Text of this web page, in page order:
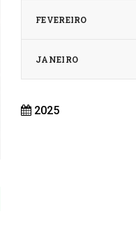
FEVEREIRO
JANEIRO
2025